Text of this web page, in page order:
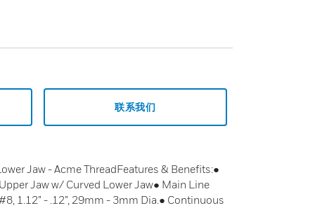
联系我们
Jaw - Acme ThreadFeatures & Benefits:●
Jaw w/ Curved Lower Jaw● Main Line
1.12” - .12”, 29mm - 3mm Dia.● Continuous